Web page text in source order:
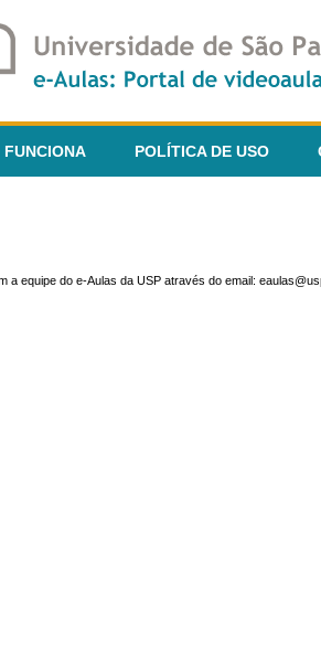
FUNCIONA POLÍTICA DE USO
a equipe do e-Aulas da USP através do email: